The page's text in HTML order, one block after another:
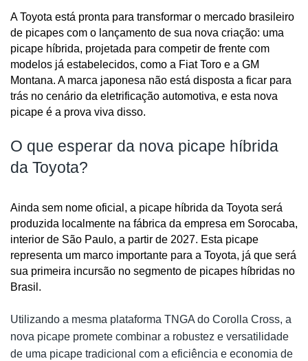
A Toyota está pronta para transformar o mercado brasileiro
de picapes com o lançamento de sua nova criação: uma
picape híbrida, projetada para competir de frente com
modelos já estabelecidos, como a Fiat Toro e a GM
Montana. A marca japonesa não está disposta a ficar para
trás no cenário da eletrificação automotiva, e esta nova
picape é a prova viva disso.
O que esperar da nova picape híbrida
da Toyota?
Ainda sem nome oficial, a picape híbrida da Toyota será
produzida localmente na fábrica da empresa em Sorocaba,
interior de São Paulo, a partir de 2027. Esta picape
representa um marco importante para a Toyota, já que será
sua primeira incursão no segmento de picapes híbridas no
Brasil.
Utilizando a mesma plataforma TNGA do Corolla Cross, a
nova picape promete combinar a robustez e versatilidade
de uma picape tradicional com a eficiência e economia de